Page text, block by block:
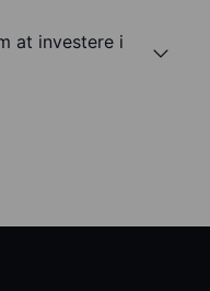
at investere i